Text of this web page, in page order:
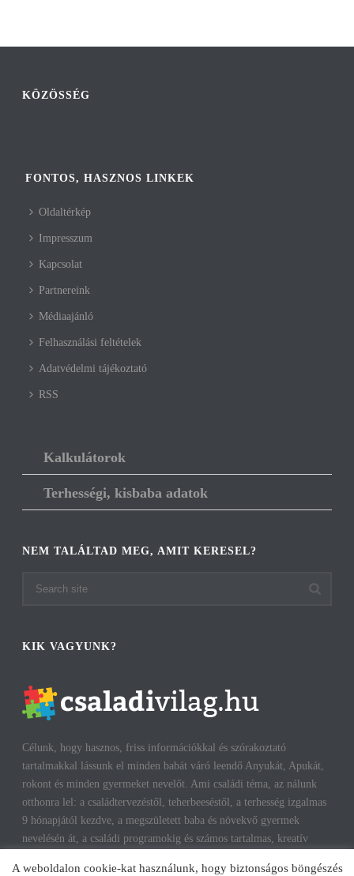
KÖZÖSSÉG
FONTOS, HASZNOS LINKEK
Oldaltérkép
Impresszum
Kapcsolat
Partnereink
Médiaajánló
Felhasználási feltételek
Adatvédelmi tájékoztató
RSS
Kalkulátorok
Terhességi, kisbaba adatok
NEM TALÁLTAD MEG, AMIT KERESEL?
KIK VAGYUNK?
Célunk, hogy hasznos, friss információkkal és szórakoztató
tartalmakkal lássunk el minden babát váró leendő Anyukát, Apukát,
rokont és minden gyermeket nevelőt. Ami családi téma, az nálunk
otthonra lel: a családtervezéstől, teherbeeséstől, a terhesség izgalmas
9 hónapjától kezdve, a megszületett baba és növekvő gyermek
nevelésén át, a családi programokig és számos tartalmas, kreatív
A weboldalon cookie-kat használunk, hogy biztonságos böngészés